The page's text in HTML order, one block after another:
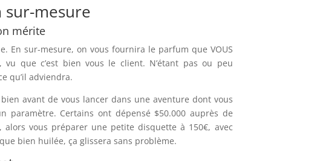
sur-mesure
mérite
En sur-mesure, on vous fournira le parfum que VOUS
vu que c’est bien vous le client. N’étant pas ou peu
qu’il adviendra.
bien avant de vous lancer dans une aventure dont vous
paramètre. Certains ont dépensé $50.000 auprès de
alors vous préparer une petite disquette à 150€, avec
bien huilée, ça glissera sans problème.